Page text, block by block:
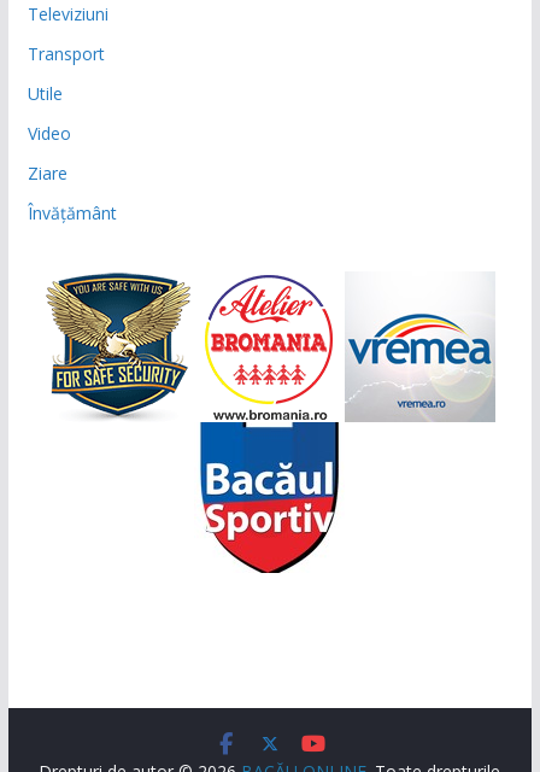
Televiziuni
Transport
Utile
Video
Ziare
Învățământ